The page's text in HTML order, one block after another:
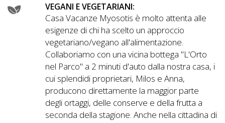
VEGANI E VEGETARIANI:
Casa Vacanze Myosotis è molto attenta alle
esigenze di chi ha scelto un approccio
vegetariano/vegano all'alimentazione.
Collaboriamo con una vicina bottega "L'Orto
nel Parco" a 2 minuti d'auto dalla nostra casa, i
cui splendidi proprietari, Milos e Anna,
producono direttamente la maggior parte
degli ortaggi, delle conserve e della frutta a
seconda della stagione. Anche nella cittadina di